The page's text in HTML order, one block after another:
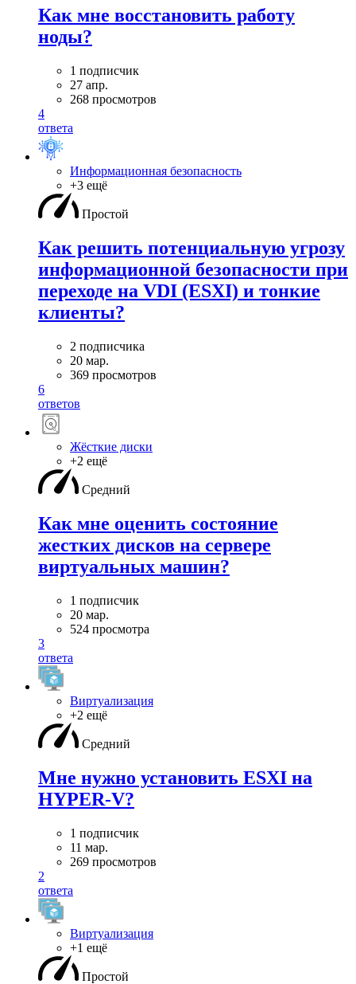
Как мне восстановить работу
ноды?
1 подписчик
27 апр.
268 просмотров
4
ответа
Информационная безопасность
+3 ещё
Простой
Как решить потенциальную угрозу
информационной безопасности при
переходе на VDI (ESXI) и тонкие
клиенты?
2 подписчика
20 мар.
369 просмотров
6
ответов
Жёсткие диски
+2 ещё
Средний
Как мне оценить состояние
жестких дисков на сервере
виртуальных машин?
1 подписчик
20 мар.
524 просмотра
3
ответа
Виртуализация
+2 ещё
Средний
Мне нужно установить ESXI на
HYPER-V?
1 подписчик
11 мар.
269 просмотров
2
ответа
Виртуализация
+1 ещё
Простой